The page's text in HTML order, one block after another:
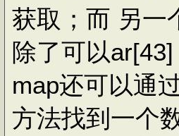
获取；而 另一
除了可以
map还可以通
方法找到一个